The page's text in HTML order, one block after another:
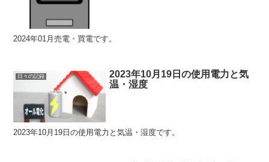
2024年01月売電・買電です。
日々の記録
2023年10月19日の使用電力と気
温・湿度
2023年10月19日の使用電力と気温・湿度です。